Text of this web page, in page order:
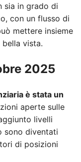
sia in grado di
con un flusso di
mettere insieme
vista.
2025
è stata un
aperte sulle
livelli
sono diventati
di posizioni